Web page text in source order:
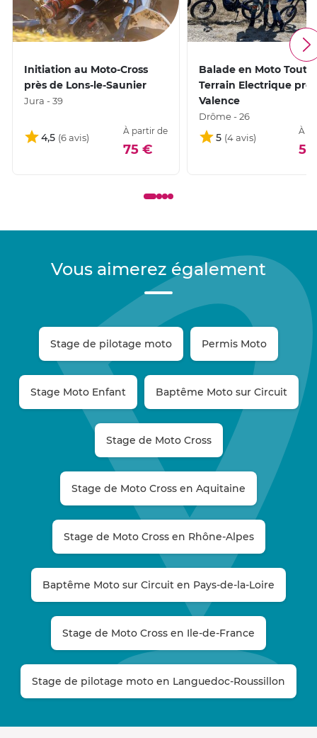
Initiation au Moto-Cross
près de Lons-le-Saunier
Jura - 39
4,5
À partir de
75 €
Balade en Moto Tout-
Terrain Electrique
Valence
Drôme - 26
5
À
Vous aimerez également
Stage de pilotage moto Permis Moto
Stage Moto Enfant Baptême Moto sur Circuit
Stage de Moto Cross
Stage de Moto Cross en Aquitaine
Stage de Moto Cross en Rhône-Alpes
Baptême Moto sur Circuit en Pays-de-la-Loire
Stage de Moto Cross en Ile-de-France
Stage de pilotage moto en Languedoc-Roussillon